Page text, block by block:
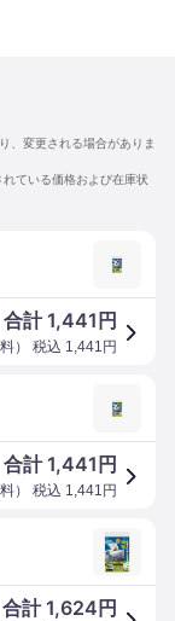
、変更される場合がありま
ている価格および在庫状
合計1,441 円
） 税込 1,441 円
合計1,441 円
） 税込 1,441 円
合計1,624 円